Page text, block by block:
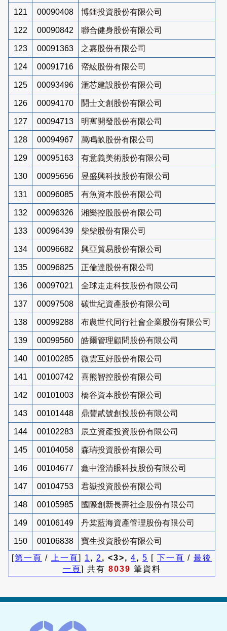
121 00090408 博鋰投資股份有限公司
122 00090842 聯合健身股份有限公司
123 00091363 之嘉股份有限公司
124 00091716 帟紘股份有限公司
125 00093496 滙芯建設股份有限公司
126 00094170 鬪士文創股份有限公司
127 00094713 明寯開發股份有限公司
128 00094967 萬鳴畝股份有限公司
129 00095163 有意義美術股份有限公司
130 00095656 昱盛興科技股份有限公司
131 00096085 有魚資本股份有限公司
132 00096326 湘樂控股股份有限公司
133 00096439 柴柴股份有限公司
134 00096682 興亞貿易股份有限公司
135 00096825 正倫達股份有限公司
136 00097021 全球走走科技股份有限公司
137 00097508 碳世紀資產股份有限公司
138 00099288 布農世代同行社會企業股份有限公司
139 00099560 皓爾管理顧問股份有限公司
140 00100285 微雲互好股份有限公司
141 00100742 喜熊智控股份有限公司
142 00101003 橋谷資本股份有限公司
143 00101448 鼎豐貳號創投股份有限公司
144 00102283 辰立資產投資股份有限公司
145 00104058 森瑞投資股份有限公司
146 00104677 鑫中澄清眼科技股份有限公司
147 00104753 君嶽投資股份有限公司
148 00105985 國際創新長壽社企股份有限公司
149 00106149 丹棠藍海資產管理股份有限公司
150 00106838
寶生投資股份有限公司
[第一頁 / 上一頁] 1 , 2 , <3>, 4, 5 [ 下一頁 / 最後
一頁] 共有 8039 筆資料